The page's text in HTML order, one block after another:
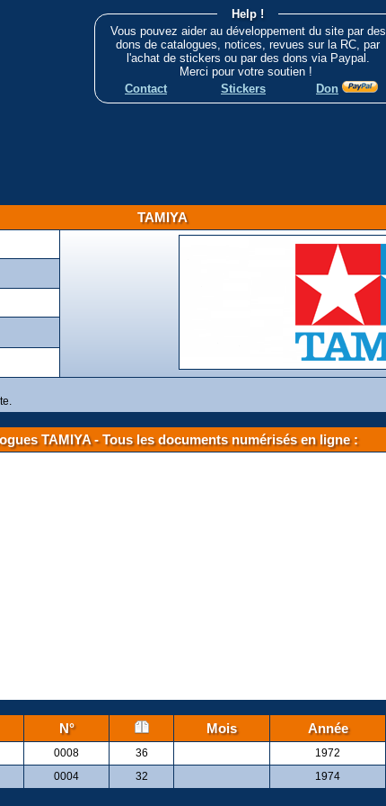
Help !
Vous pouvez aider au développement du site par des
dons de catalogues, notices, revues sur la RC, par
l'achat de stickers ou par des dons via Paypal.
Merci pour votre soutien !
Contact
Stickers Don
TAMIYA
TAMIYA - Tous les documents numérisés en ligne :
N° Mois Année
0008 36 1972
0004 32 1974